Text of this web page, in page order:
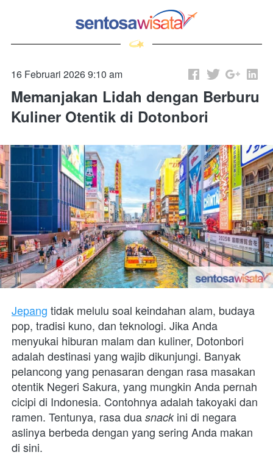
16 Februari 2026 9:10 am
Memanjakan Lidah dengan Berburu
Kuliner Otentik di Dotonbori
Jepang tidak melulu soal keindahan alam, budaya
pop, tradisi kuno, dan teknologi. Jika Anda
menyukai hiburan malam dan kuliner, Dotonbori
adalah destinasi yang wajib dikunjungi. Banyak
pelancong yang penasaran dengan rasa masakan
otentik Negeri Sakura, yang mungkin Anda pernah
cicipi di Indonesia. Contohnya adalah takoyaki dan
ramen. Tentunya, rasa dua snack ini di negara
aslinya berbeda dengan yang sering Anda makan
di sini.